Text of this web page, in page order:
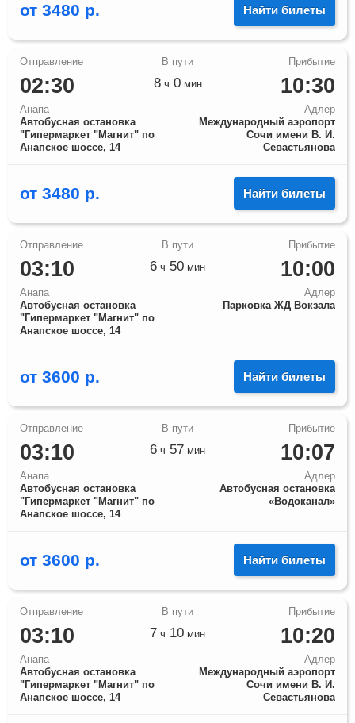
от 3480 р. Найти билеты
02:30
Анапа
Автобусная остановка
"Гипермаркет "Магнит" по
Анапское шоссе, 14
10:30
Адлер
Международный аэропорт
Сочи имени В. И.
Севастьянова
8ч 0мин
от 3480 р. Найти билеты
03:10
Анапа
Автобусная остановка
"Гипермаркет "Магнит" по
Анапское шоссе, 14
10:00
Адлер
Парковка ЖД Вокзала
6 ч 50 мин
от 3600 р. Найти билеты
03:10
Анапа
Автобусная остановка
"Гипермаркет "Магнит" по
Анапское шоссе, 14
10:07
Адлер
Автобусная остановка
«‎Водоканал»
6 ч 57 мин
от 3600 р. Найти билеты
03:10
Анапа
Автобусная остановка
"Гипермаркет "Магнит" по
Анапское шоссе, 14
10:20
Адлер
Международный аэропорт
Сочи имени В. И.
Севастьянова
7 ч 10 мин